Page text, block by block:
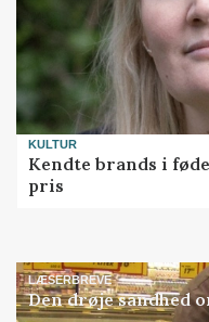
KULTUR
Kendte brands i
pris
LÆSERBREVE
Den drøje sandhed